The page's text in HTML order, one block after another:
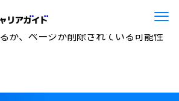
つかりませんでした。
か、ページが削除されている可能性